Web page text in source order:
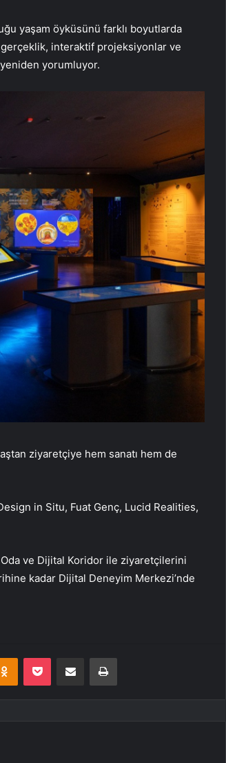
yaşam öyküsünü farklı boyutlarda
gerçeklik, interaktif projeksiyonlar ve
yeniden yorumluyor.
ziyaretçiye hem sanatı hem de
in Situ, Fuat Genç, Lucid Realities,
ve Dijital Koridor ile ziyaretçilerini
kadar Dijital Deneyim Merkezi’nde
Odnoklassniki
Pocket E-Posta ile paylaş Yazdır